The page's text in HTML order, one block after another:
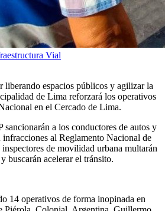
Vial
liberando espacios públicos y agilizar la
de Lima reforzará los operativos
en el Cercado de Lima.
sancionarán a los conductores de autos y
infracciones al Reglamento Nacional de
de movilidad urbana multarán
buscarán acelerar el tránsito.
14 operativos de forma inopinada en